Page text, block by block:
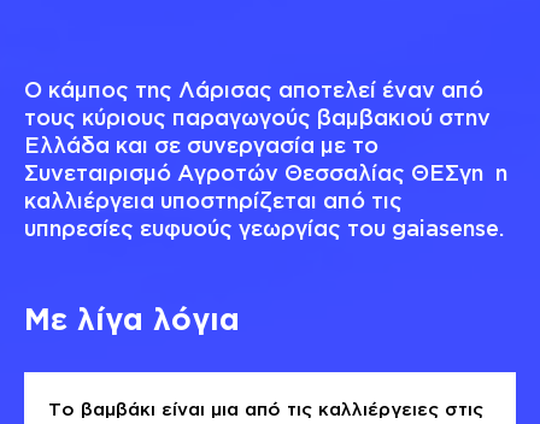
Ο κάμπος της Λάρισας αποτελεί έναν από
τους κύριους παραγωγούς βαμβακιού στην
Ελλάδα και σε συνεργασία με το
Συνεταιρισμό Αγροτών Θεσσαλίας ΘΕΣγη η
καλλιέργεια υποστηρίζεται από τις
υπηρεσίες ευφυούς γεωργίας του gaiasense.
Με λίγα λόγια
Το βαμβάκι είναι μια από τις καλλιέργειες στις